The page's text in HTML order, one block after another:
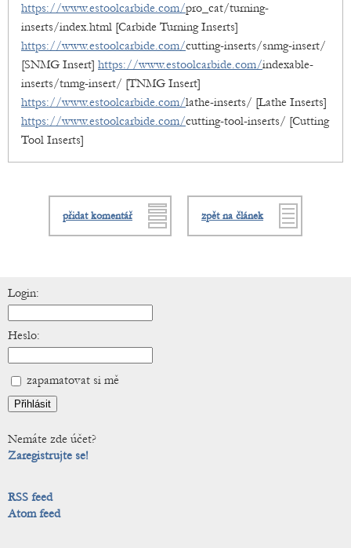
https://www.estoolcarbide.com/pro_cat/turning-
inserts/index.html [Carbide Turning Inserts]
https://www.estoolcarbide.com/cutting-inserts/snmg-insert/
[SNMG Insert] https://www.estoolcarbide.com/indexable-
inserts/tnmg-insert/ [TNMG Insert]
https://www.estoolcarbide.com/lathe-inserts/ [Lathe Inserts]
https://www.estoolcarbide.com/cutting-tool-inserts/ [Cutting
Tool Inserts]
přidat komentář zpět na článek
Login:
Heslo:
zapamatovat si mě
Nemáte zde účet?
Zaregistrujte se!
RSS feed
Atom feed